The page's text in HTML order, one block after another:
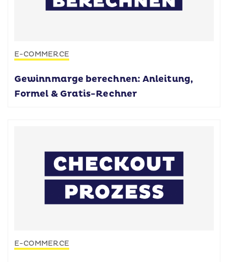
E-COMMERCE
Gewinnmarge berechnen: Anleitung,
Formel & Gratis-Rechner
E-COMMERCE